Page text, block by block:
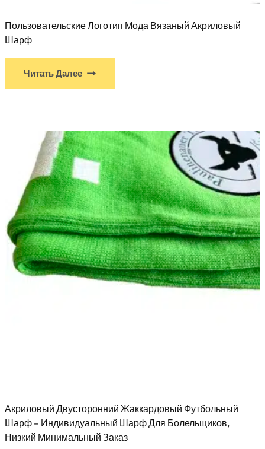
Пользовательские Логотип Мода Вязаный Акриловый
Шарф
Читать Далее
Акриловый Двусторонний Жаккардовый Футбольный
Шарф – Индивидуальный Шарф Для Болельщиков,
Низкий Минимальный Заказ